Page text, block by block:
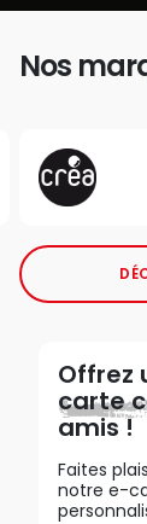
Nos
Offrez
carte
amis !
Faites
notre e-